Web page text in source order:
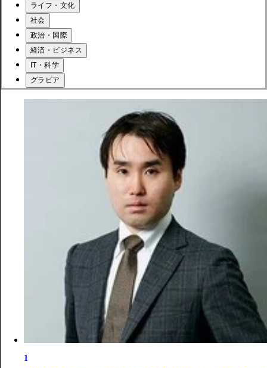
ライフ・文化
社会
政治・国際
経済・ビジネス
IT・科学
グラビア
1